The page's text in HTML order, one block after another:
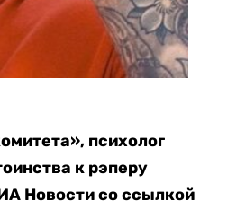
психолог
к рэперу
Новости со ссылкой